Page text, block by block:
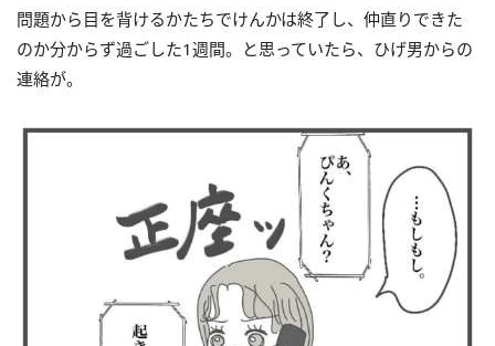
問題から目を背けるかたちでけんかは終了し、仲直りできた
のか分からず過ごした1週間。と思っていたら、ひげ男からの
連絡が。